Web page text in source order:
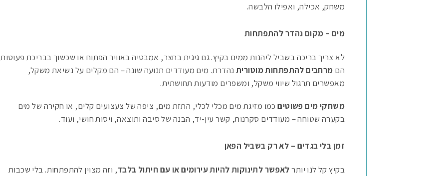
משחק, אכילה, ואפילו הלבשה.
מים – מקום נהדר להתפתחות
לא צריך בריכה בשביל ליהנות ממים בקיץ. גם גיגית בחצר, אמבטיה באוויר הפתוח או שכשוך בבריכת פעוטות
הם מרחבים להתפתחות מוטוריתנהדרת. מים מעודדים תנועה שונה – הם מקלים על נשיאת משקל,
מאפשרים תרגול שיווי משקל, ומשפרים מודעות תחושתית.
משחקי מים פשוטיםכמו מזיגת מים מכלי לכלי, התזת מים, ציפה של צעצועים קלים, או חקירה של מים
בקערה שטוחה – מעודדים סקרנות, קשר עין-יד, הבנה של סיבה ותוצאה, ויסות חושי, ועוד.
זמן בלי בגדים – לא רק בשביל הפאן
בקיץ קל לנו יותרלאפשר לתינוקות להיות עירומים או עם חיתול בלבד, וזה מצוין להתפתחות. בלי שכבות